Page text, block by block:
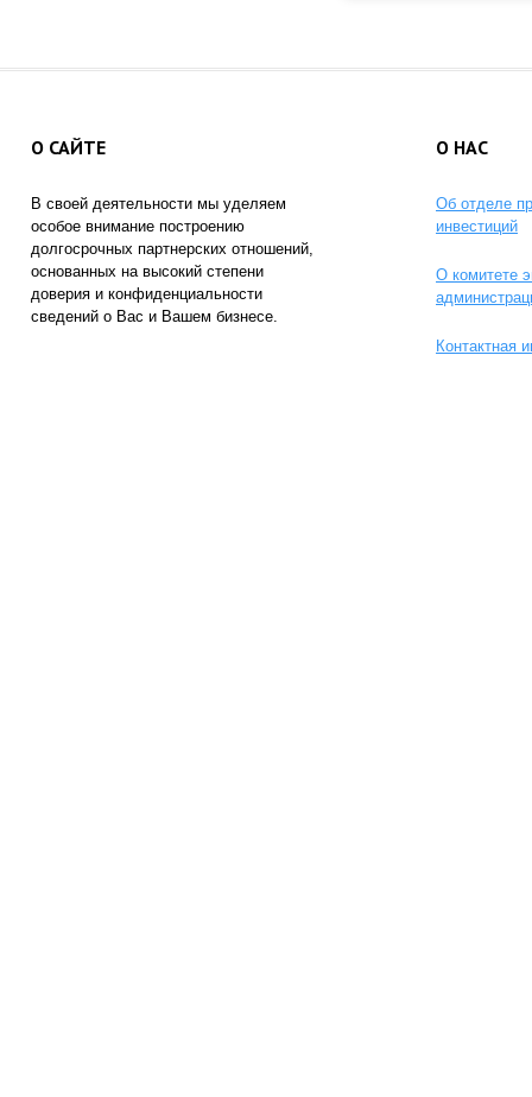
О САЙТЕ
В своей деятельности мы уделяем
особое внимание построению
долгосрочных партнерских отношений,
основанных на высокий степени
доверия и конфиденциальности
сведений о Вас и Вашем бизнесе.
О НАС
Об отделе
инвестиций
О комитете
Контактная